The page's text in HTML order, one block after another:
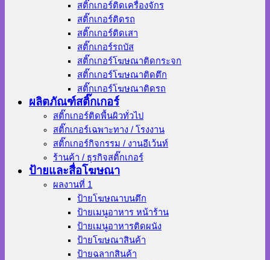
สติ๊กเกอร์ติดเครื่องจักร
สติ๊กเกอร์ติดรถ
สติ๊กเกอร์ติดเสา
สติ๊กเกอร์รถบัส
สติ๊กเกอร์โฆษณาติดกระจก
สติ๊กเกอร์โฆษณาติดตึก
สติ๊กเกอร์โฆษณาติดรถ
ผลิตภัณฑ์สติ๊กเกอร์
สติ๊กเกอร์ติดพื้นผิวทั่วไป
สติ๊กเกอร์เฉพาะทาง / โรงงาน
สติ๊กเกอร์กิจกรรม / งานอีเว้นท์
ร้านค้า / ธุรกิจสติ๊กเกอร์
ป้ายและสื่อโฆษณา
ผลงานที่ 1
ป้ายโฆษณาบนตึก
ป้ายเมนูอาหาร หน้าร้าน
ป้ายเมนูอาหารติดผนัง
ป้ายโฆษณาสินค้า
ป้ายฉลากสินค้า